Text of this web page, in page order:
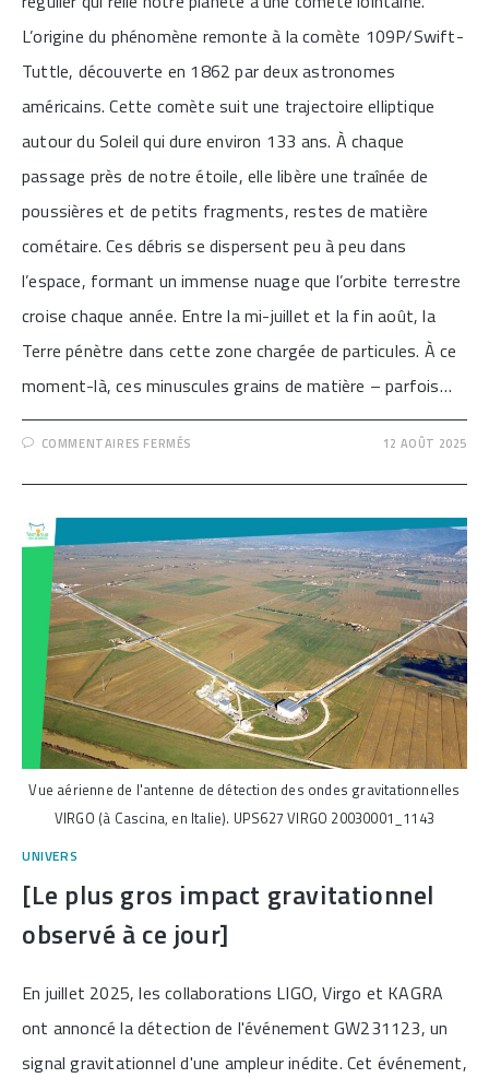
L’origine du phénomène remonte à la comète 109P/Swift-
Tuttle, découverte en 1862 par deux astronomes
américains. Cette comète suit une trajectoire elliptique
autour du Soleil qui dure environ 133 ans. À chaque
passage près de notre étoile, elle libère une traînée de
poussières et de petits fragments, restes de matière
cométaire. Ces débris se dispersent peu à peu dans
l’espace, formant un immense nuage que l’orbite terrestre
croise chaque année. Entre la mi-juillet et la fin août, la
Terre pénètre dans cette zone chargée de particules. À ce
moment-là, ces minuscules grains de matière – parfois…
COMMENTAIRES FERMÉS
:
PLUIE
FILANTES
D’AOÛT]
12 AOÛT 2025
Vue aérienne de l'antenne de détection des ondes gravitationnelles
VIRGO (à Cascina, en Italie). UPS627 VIRGO 20030001_1143
UNIVERS
[Le plus gros impact gravitationnel
observé à ce jour]
En juillet 2025, les collaborations LIGO, Virgo et KAGRA
ont annoncé la détection de l'événement GW231123, un
signal gravitationnel d'une ampleur inédite. Cet événement,